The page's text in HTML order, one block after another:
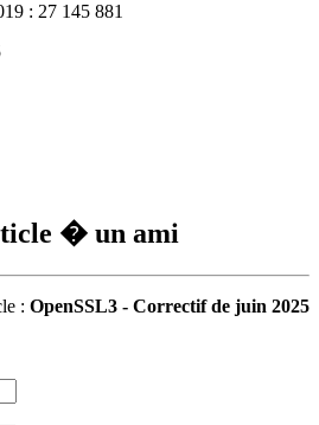
: 27 145 881
� un ami
: OpenSSL3 - Correctif de juin 2025